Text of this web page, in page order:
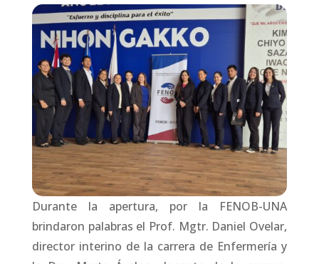
Durante la apertura, por la FENOB-UNA
brindaron palabras el Prof. Mgtr. Daniel Ovelar,
director interino de la carrera de Enfermería y